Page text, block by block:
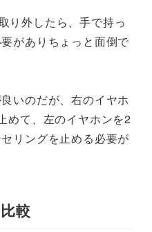
り外したら、手で持っ
がありちょっと面倒で
いのだが、右のイヤホ
めて、左のイヤホンを2
リングを止める必要が
較